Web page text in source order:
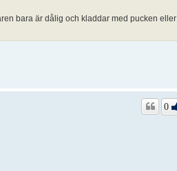
bara är dålig och kladdar med pucken eller
0